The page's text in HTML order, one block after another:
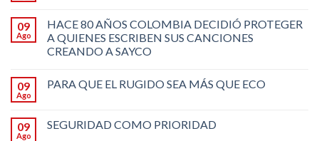
09
Ago
HACE 80 AÑOS COLOMBIA DECIDIÓ PROTEGER
A QUIENES ESCRIBEN SUS CANCIONES
CREANDO A SAYCO
09
Ago
PARA QUE EL RUGIDO SEA MÁS QUE ECO
09
Ago
SEGURIDAD COMO PRIORIDAD